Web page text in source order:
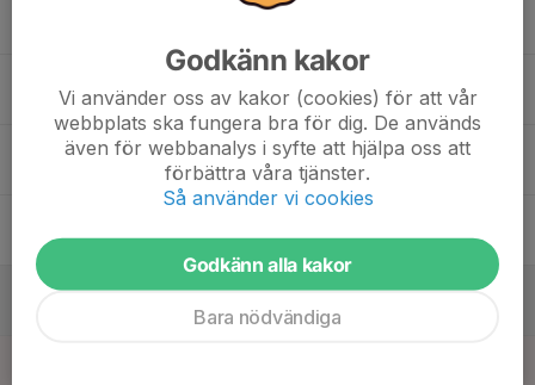
Godkänn kakor
Vi använder oss av kakor (cookies) för att vår
webbplats ska fungera bra för dig. De används
även för webbanalys i syfte att hjälpa oss att
förbättra våra tjänster.
Så använder vi cookies
Godkänn alla kakor
Bara nödvändiga